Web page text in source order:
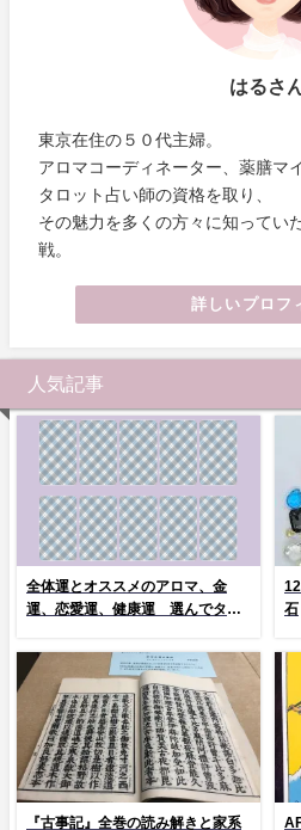
はるさ
東京在住の５０代主婦。
アロマコーディネーター、薬膳マ
タロット占い師の資格を取り、
その魅力を多くの方々に知ってい
戦。
詳しいプロフ
人気記事
全体運とオススメのアロマ、金
運、恋愛運、健康運 選んでタッ
石
『古事記』全巻の読み解きと家系